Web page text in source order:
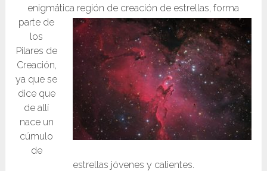
enigmática región de creación de estrellas, forma
parte de
los
Pilares de
Creación,
ya que se
dice que
de allí
nace un
cúmulo
de
estrellas jóvenes y calientes.